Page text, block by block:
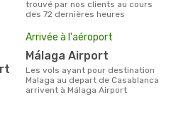
trouvé par nos clients au cours
des 72 dernières heures
Arrivée à l'aéroport
Málaga Airport
Les vols ayant pour destination
Malaga au depart de Casablanca
arrivent à Málaga Airport